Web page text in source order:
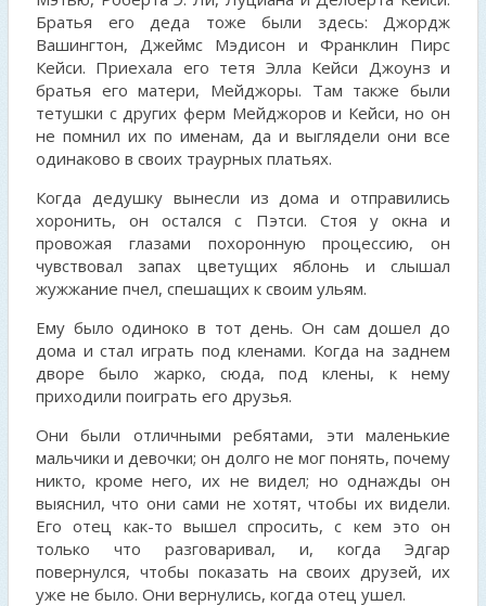
Братья его деда тоже были здесь: Джордж
Вашингтон, Джеймс Мэдисон и Франклин Пирс
Кейси. Приехала его тетя Элла Кейси Джоунз и
братья его матери, Мейджоры. Там также были
тетушки с других ферм Мейджоров и Кейси, но он
не помнил их по именам, да и выглядели они все
одинаково в своих траурных платьях.
Когда дедушку вынесли из дома и отправились
хоронить, он остался с Пэтси. Стоя у окна и
провожая глазами похоронную процессию, он
чувствовал запах цветущих яблонь и слышал
жужжание пчел, спешащих к своим ульям.
Ему было одиноко в тот день. Он сам дошел до
дома и стал играть под кленами. Когда на заднем
дворе было жарко, сюда, под клены, к нему
приходили поиграть его друзья.
Они были отличными ребятами, эти маленькие
мальчики и девочки; он долго не мог понять, почему
никто, кроме него, их не видел; но однажды он
выяснил, что они сами не хотят, чтобы их видели.
Его отец как-то вышел спросить, с кем это он
только что разговаривал, и, когда Эдгар
повернулся, чтобы показать на своих друзей, их
уже не было. Они вернулись, когда отец ушел.